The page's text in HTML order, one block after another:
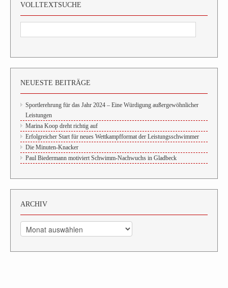
VOLLTEXTSUCHE
NEUESTE BEITRÄGE
Sportlerehrung für das Jahr 2024 – Eine Würdigung außergewöhnlicher
Leistungen
Marina Koop dreht richtig auf
Erfolgreicher Start für neues Wettkampfformat der Leistungsschwimmer
Die Minuten-Knacker
Paul Biedermann motiviert Schwimm-Nachwuchs in Gladbeck
ARCHIV
Archiv